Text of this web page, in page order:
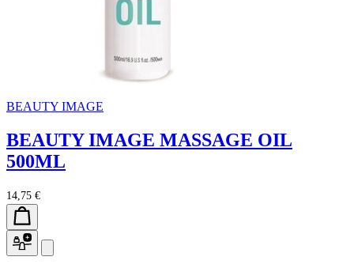
BEAUTY IMAGE
BEAUTY IMAGE MASSAGE OIL
500ML
14,75 €